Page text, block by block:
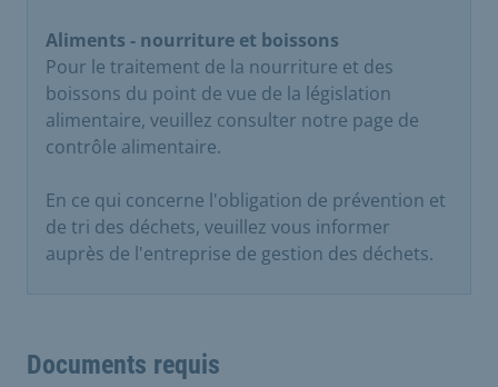
Aliments - nourriture et boissons
Pour le traitement de la nourriture et des
boissons du point de vue de la législation
alimentaire, veuillez consulter notre page de
contrôle alimentaire.
En ce qui concerne l'obligation de prévention et
de tri des déchets, veuillez vous informer
auprès de l'entreprise de gestion des déchets.
Documents requis